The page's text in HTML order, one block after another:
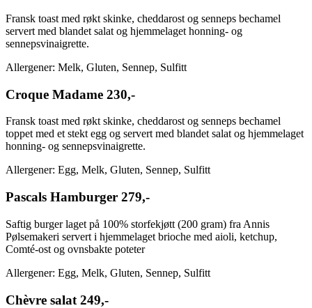
Fransk toast med røkt skinke, cheddarost og senneps bechamel
servert med blandet salat og hjemmelaget honning- og
sennepsvinaigrette.
Allergener: Melk, Gluten, Sennep, Sulfitt
Croque Madame 230,-
Fransk toast med røkt skinke, cheddarost og senneps bechamel
toppet med et stekt egg og servert med blandet salat og hjemmelaget
honning- og sennepsvinaigrette.
Allergener: Egg, Melk, Gluten, Sennep, Sulfitt
Pascals Hamburger 279,-
Saftig burger laget på 100% storfekjøtt (200 gram) fra Annis
Pølsemakeri servert i hjemmelaget brioche med aioli, ketchup,
Comté-ost og ovnsbakte poteter
Allergener: Egg, Melk, Gluten, Sennep, Sulfitt
Chèvre salat 249,-